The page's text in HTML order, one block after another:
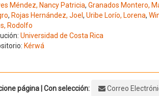
Méndez, Nancy Patricia, Granados Montero,
, Rojas Hernández, Joel , Uribe Lorío, Lorena,
Rodolfo
Universidad de Costa Rica
Kérwá
página | Con selección: Correo